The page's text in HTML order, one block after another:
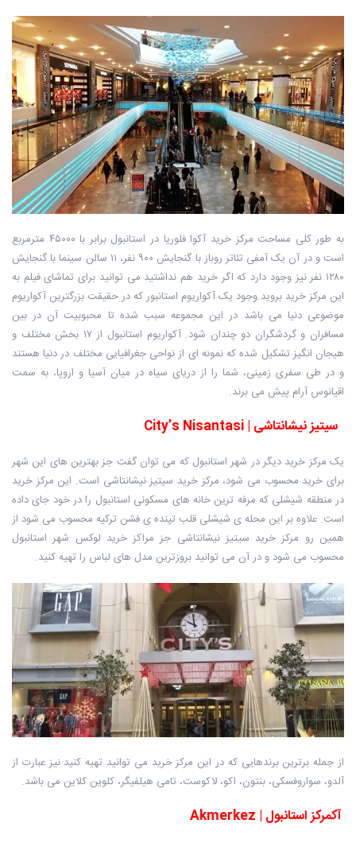
به طور کلی مساحت مرکز خرید آکوا فلوریا در استانبول برابر با ۴۵۰۰۰ مترمربع
است و در آن یک آمفی تئاتر روباز با گنجایش ۹۰۰ نفر، ۱۱ سالن سینما با گنجایش
۱۲۸۰ نفر نیز وجود دارد که اگر خرید هم نداشتید می توانید برای تماشای فیلم به
این مرکز خرید بروید.وجود یک آکواریوم استانبور که در حقیقت بزرگترین آکواریوم
موضوعی دنیا می باشد در این مجموعه سبب شده تا محبوبیت آن در بین
مسافران و گردشگران دو چندان شود. آکواریوم استانبول از ۱۷ بخش مختلف و
هیجان انگیز تشکیل شده که نمونه ای از نواحی جغرافیایی مختلف در دنیا هستند
و در طی سفری زمینی، شما را از دریای سیاه در میان آسیا و اروپا، به سمت
اقیانوس آرام پیش می برند.
سیتیز نیشانتاشی | City’s Nisantasi
یک مرکز خرید دیگر در شهر استانبول که می توان گفت جز بهترین های این شهر
برای خرید محسوب می شود، مرکز خرید سیتیز نیشانتاشی است. این مرکز خرید
در منطقه شیشلی که مرفه ترین خانه های مسکونی استانبول را در خود جای داده
است. علاوه بر این محله ی شیشلی قلب تپنده ی فشن ترکیه محسوب می شود از
همین رو مرکز خرید سیتیز نیشانتاشی جز مراکز خرید لوکس شهر استانبول
محسوب می شود و در آن می توانید بروزترین مدل های لباس را تهیه کنید.
از جمله برترین برندهایی که در این مرکز خرید می توانید تهیه کنید نیز عبارت از
آلدو، سواروفسکی، بنتون، اکو، لاکوست، تامی هیلفیگر، کلوین کلاین می باشد.
آکمرکز استانبول | Akmerkez